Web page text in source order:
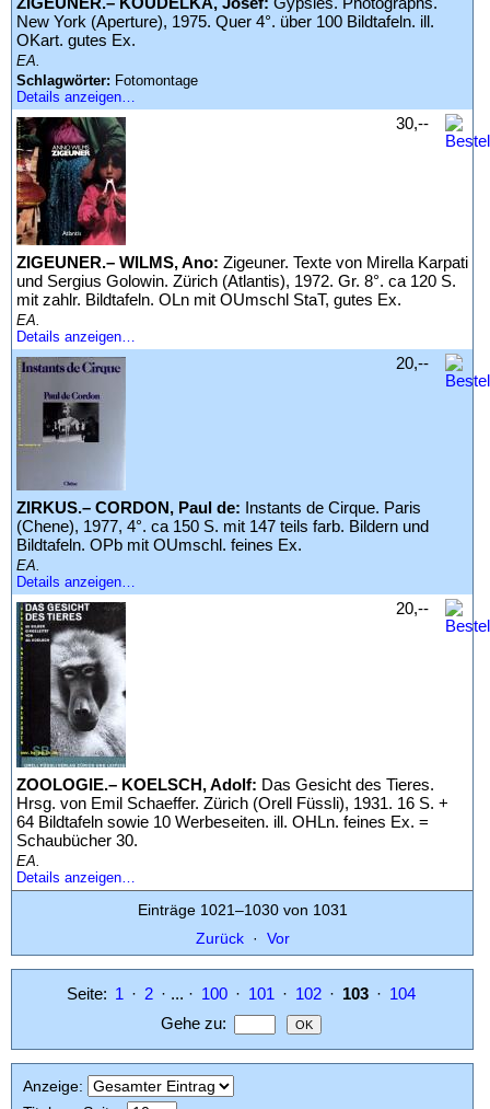
New York (Aperture), 1975. Quer 4°. über 100 Bildtafeln. ill.
OKart. gutes Ex.
EA.
Schlagwörter: Fotomontage
Details anzeigen…
ZIGEUNER.– WILMS, Ano: Zigeuner. Texte von Mirella Karpati
und Sergius Golowin. Zürich (Atlantis), 1972. Gr. 8°. ca 120 S.
mit zahlr. Bildtafeln. OLn mit OUmschl StaT, gutes Ex.
EA.
Details anzeigen…
30,--
ZIRKUS.– CORDON, Paul de: Instants de Cirque. Paris
(Chene), 1977, 4°. ca 150 S. mit 147 teils farb. Bildern und
Bildtafeln. OPb mit OUmschl. feines Ex.
EA.
Details anzeigen…
20,--
ZOOLOGIE.– KOELSCH, Adolf: Das Gesicht des Tieres.
Hrsg. von Emil Schaeffer. Zürich (Orell Füssli), 1931. 16 S. +
64 Bildtafeln sowie 10 Werbeseiten. ill. OHLn. feines Ex. =
Schaubücher 30.
EA.
Details anzeigen…
20,--
Einträge 1021–1030 von 1031
Zurück · Vor
Seite: 1 · 2 · ... · 100 · 101 · 102 · 103 · 104
Gehe zu:
Anzeige: